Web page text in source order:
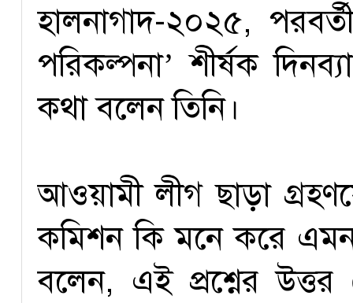
হালনাগাদ-২০২৫,
পরিকল্পনা’ শীর্ষক
কথা বলেন তিনি।
আওয়ামী লীগ ছাড়া
কমিশন কি মনে করে এমন
বলেন, এই প্রশ্নের